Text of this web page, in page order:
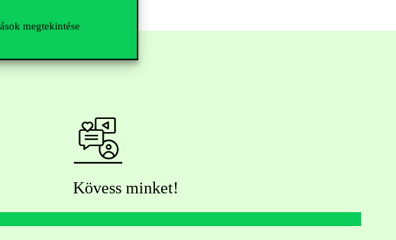
megtekintése
Kövess minket!